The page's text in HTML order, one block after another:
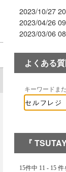
2023/10/27
2023/04/26
2023/03/06
よくある
キーワードま
『
15件中 11 - 15